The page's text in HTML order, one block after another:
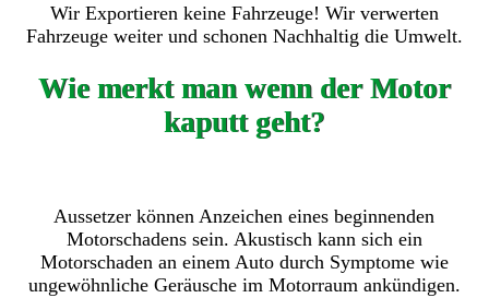
Wir Exportieren keine Fahrzeuge! Wir verwerten
Fahrzeuge weiter und schonen Nachhaltig die Umwelt.
Wie merkt man wenn der Motor
kaputt geht?
Aussetzer können Anzeichen eines beginnenden
Motorschadens sein. Akustisch kann sich ein
Motorschaden an einem Auto durch Symptome wie
ungewöhnliche Geräusche im Motorraum ankündigen.